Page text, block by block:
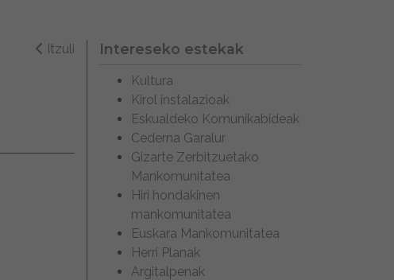
Itzuli Intereseko estekak
Kultura
Kirol instalazioak
Eskualdeko Komunikabideak
Cederna Garalur
Gizarte Zerbitzuetako
Mankomunitatea
Hiri hondakinen
mankomunitatea
Euskara Mankomunitatea
Herri Planak
Argitalpenak